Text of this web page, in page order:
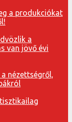
a produkciókat
a
van jövő évi
nézettségről,